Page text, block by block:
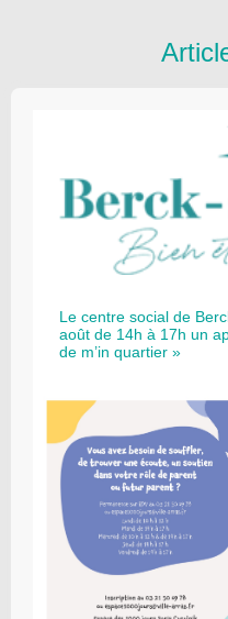
Le centre social de
août de 14h à 17h un
de m’in quartier »